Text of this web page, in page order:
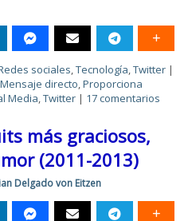
sociales,Tecnología,Twitter |
Mensaje directo,Proporciona
Media,Twitter | 17 comentarios
más graciosos,
(2011-2013)
Delgado von Eitzen